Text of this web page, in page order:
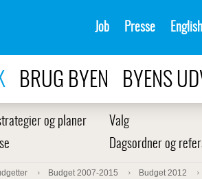
Job Presse English
BRUG BYEN BYENS
og planer Valg
Dagsordner og
Budget 2007-2015 Budget 2012